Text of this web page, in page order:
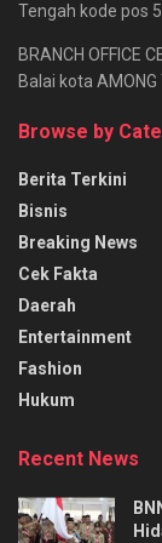
Tengah kode pos
BRANCH OFFICE
Balai kota
Browse by
Berita Terkini
Bisnis
Breaking News
Cek Fakta
Daerah
Entertainment
Fashion
Hukum
Recent News